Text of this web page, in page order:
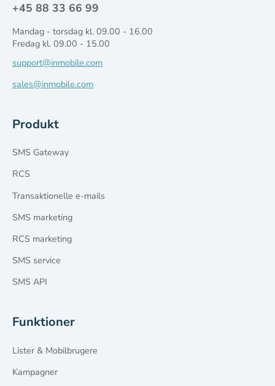
+45 88 33 66 99
Mandag - torsdag kl. 09.00 - 16.00
Fredag kl. 09.00 - 15.00
support@inmobile.com
sales@inmobile.com
Produkt
SMS Gateway
RCS
Transaktionelle e-mails
SMS marketing
RCS marketing
SMS service
SMS API
Funktioner
Lister & Mobilbrugere
Kampagner